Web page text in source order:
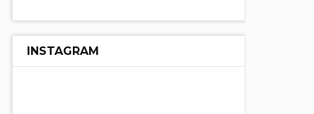
INSTAGRAM